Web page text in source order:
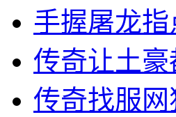
手握屠龙
传奇让土
传奇找服